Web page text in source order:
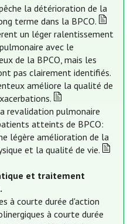
la détérioration de la
terme dans la BPCO.
un léger ralentissement
avec le
de la BPCO, mais les
pas clairement identifiés.
améliore la qualité de
revalidation pulmonaire
atteints de BPCO:
légère amélioration de la
et la qualité de vie.
et traitement
à courte durée d'action
à courte durée